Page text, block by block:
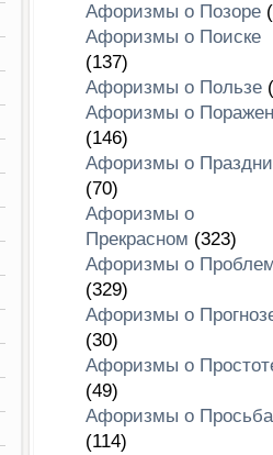
Афоризмы о Позоре
Афоризмы о Поиске
(137)
Афоризмы о Пользе
Афоризмы о
(146)
Афоризмы о
(70)
Афоризмы о
Прекрасном (323)
Афоризмы о
(329)
Афоризмы о
(30)
Афоризмы о
(49)
Афоризмы о
(114)